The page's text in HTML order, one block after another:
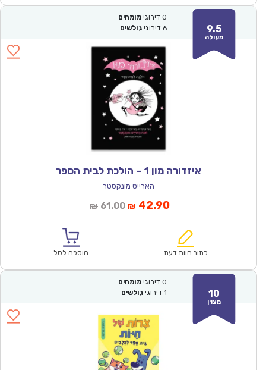
9.5
מעולה
0 דירוגי מומחים
6 דירוגי גולשים
איזדורה מון 1 – הולכת לבית הספר
הארייט מונקסטר
₪ 61.00המחיר
₪61.00.
₪ 42.90המחיר
הוא:
כתוב חוות דעת הוספה לסל
10
מצוין
0 דירוגי מומחים
1 דירוגי גולשים